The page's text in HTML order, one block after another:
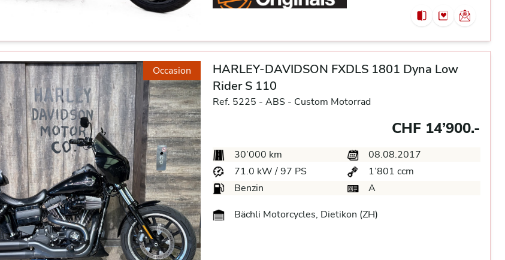
Occasion
HARLEY-DAVIDSON FXDLS 1801 Dyna Low
Rider S 110
Ref. 5225 - ABS - Custom Motorrad
CHF 14’900.-
30’000 km
08.08.2017
71.0 kW / 97 PS
1’801 ccm
Benzin
A
Bächli Motorcycles, Dietikon (ZH)